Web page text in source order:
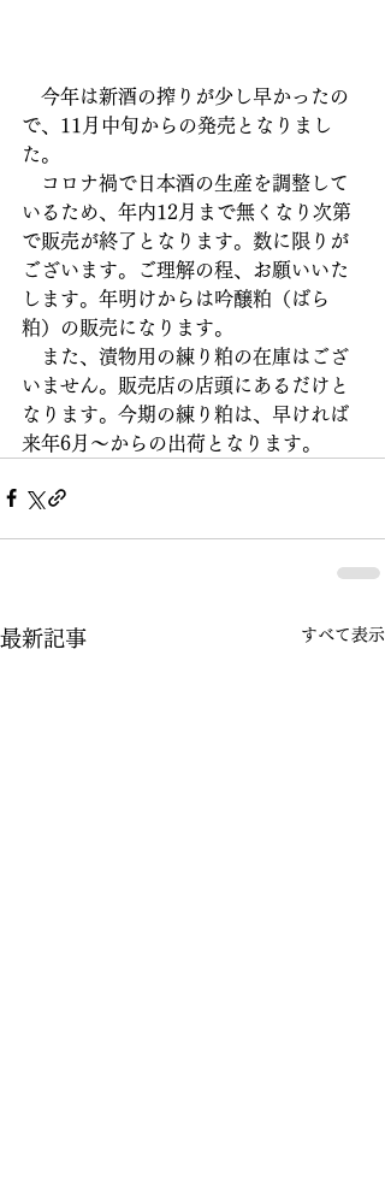
今年は新酒の搾りが少し早かったの
で、11月中旬からの発売となりまし
た。
コロナ禍で日本酒の生産を調整して
いるため、年内12月まで無くなり次第
で販売が終了となります。数に限りが
ございます。ご理解の程、お願いいた
します。年明けからは吟醸粕（ばら
粕）の販売になります。
また、漬物用の練り粕の在庫はござ
いません。販売店の店頭にあるだけと
なります。今期の練り粕は、早ければ
来年6月～からの出荷となります。
最新記事 すべて表示